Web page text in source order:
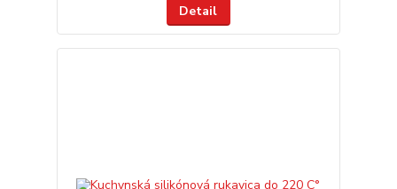
Detail